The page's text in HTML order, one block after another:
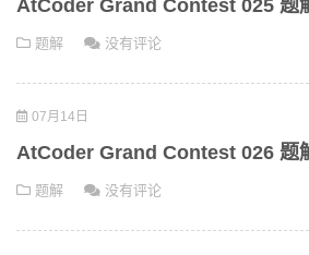
AtCoder Grand Contest 025 题
题解 没有评论
07月14日
AtCoder Grand Contest 026 题
题解 没有评论